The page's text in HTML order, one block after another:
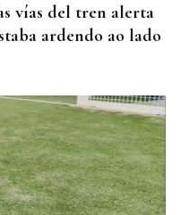
vías del tren alerta
ardendo ao lado